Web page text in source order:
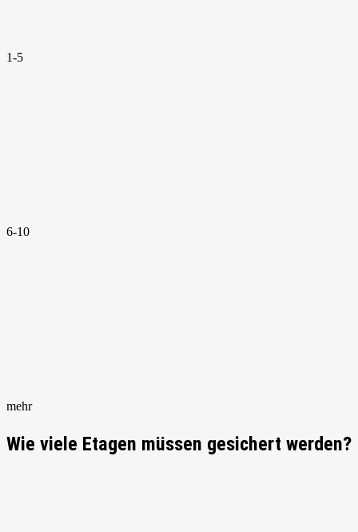
1-5
6-10
mehr
Wie viele Etagen müssen gesichert werden?